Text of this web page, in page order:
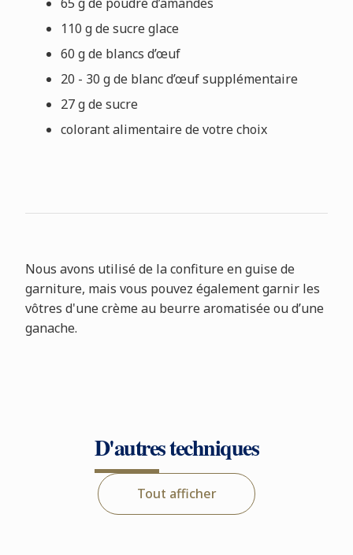
110 g de sucre glace
60 g de blancs d’œuf
20 - 30 g de blanc d’œuf supplémentaire
27 g de sucre
colorant alimentaire de votre choix
Nous avons utilisé de la confiture en guise de
garniture, mais vous pouvez également garnir les
vôtres d'une crème au beurre aromatisée ou d’une
ganache.
D'autres techniques
Tout afficher